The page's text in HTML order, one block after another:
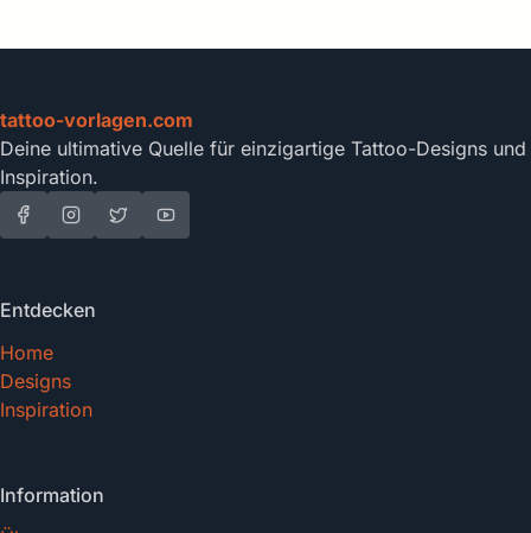
tattoo-vorlagen.com
Deine ultimative Quelle für einzigartige Tattoo-Designs und
Inspiration.
Entdecken
Home
Designs
Inspiration
Information